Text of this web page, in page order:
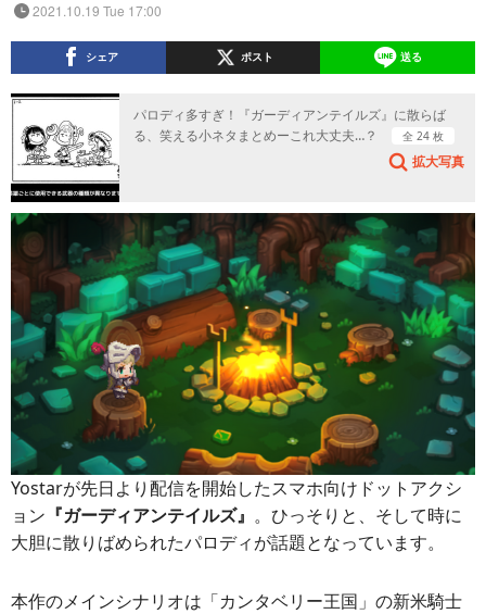
2021.10.19 Tue 17:00
シェア ポスト 送る
パロディ多すぎ！『ガーディアンテイルズ』に散らば
る、笑える小ネタまとめーこれ大丈夫…？
全 24 枚
拡大写真
Yostarが先日より配信を開始したスマホ向けドットアクシ
ョン 『ガーディアンテイルズ』 。ひっそりと、そして時に
大胆に散りばめられたパロディが話題となっています。
本作のメインシナリオは「カンタベリー王国」の新米騎士